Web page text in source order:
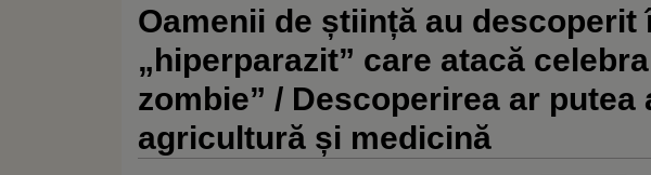
Oamenii de știință au descoperit
„hiperparazit” care atacă
zombie” / Descoperirea ar putea
agricultură și medicină